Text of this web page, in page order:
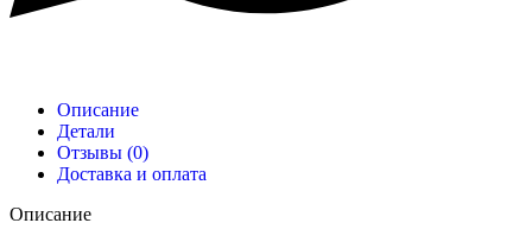
Описание
Детали
Отзывы (0)
Доставка и оплата
Описание